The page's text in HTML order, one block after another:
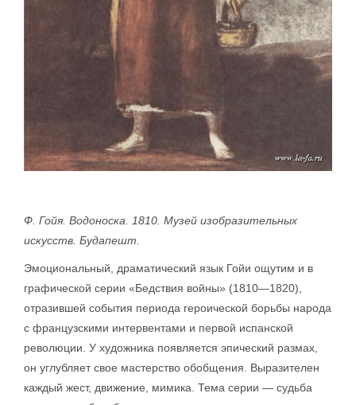
Ф. Гойя. Водоноска. 1810. Музей изобразительных
искусств. Будапешт.
Эмоциональный, драматический язык Гойи ощутим и в
графической серии «Бедствия войны» (1810—1820),
отразившей события периода героической борьбы народа
с французскими интервентами и первой испанской
революции. У художника появляется эпический размах,
он углубляет свое мастерство обобщения. Выразителен
каждый жест, движение, мимика. Тема серии — судьба